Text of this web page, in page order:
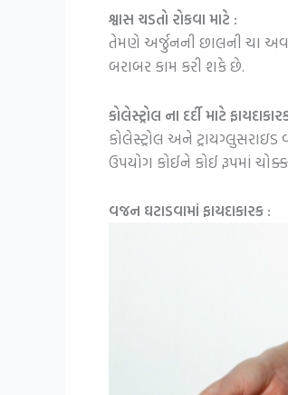
શ્વાસ ચડતો રોકવા માટે :
તેમણે અર્જુનની છાલની ચા
બરાબર કામ કરી શકે છે.
કોલેસ્ટ્રોલ ના દર્દી માટે
કોલેસ્ટ્રોલ અને
ઉપયોગ કોઈને કોઈ રૂપમાં
વજન ઘટાડવામાં ફાયદાકારક :